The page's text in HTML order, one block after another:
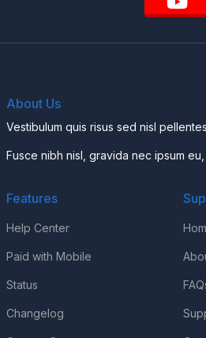
About Us
Vestibulum quis risus sed nisl
Fusce nibh nisl, gravida nec ipsum
Features
Help Center
Paid with Mobile
Status
Changelog